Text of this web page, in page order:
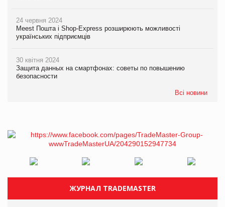
24 червня 2024
Meest Пошта і Shop-Express розширюють можливості
українських підприємців
30 квітня 2024
Защита данных на смартфонах: советы по повышению
безопасности
Всі новини
ЖУРНАЛ TRADEMASTER